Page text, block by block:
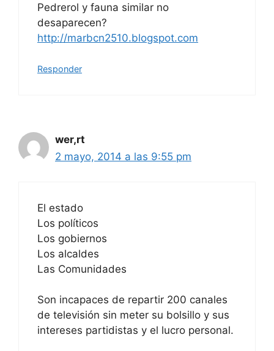
Pedrerol y fauna similar no
desaparecen?
http://marbcn2510.blogspot.com
Responder
wer,rt
2 mayo, 2014 a las 9:55 pm
El estado
Los políticos
Los gobiernos
Los alcaldes
Las Comunidades
Son incapaces de repartir 200 canales
de televisión sin meter su bolsillo y sus
intereses partidistas y el lucro personal.